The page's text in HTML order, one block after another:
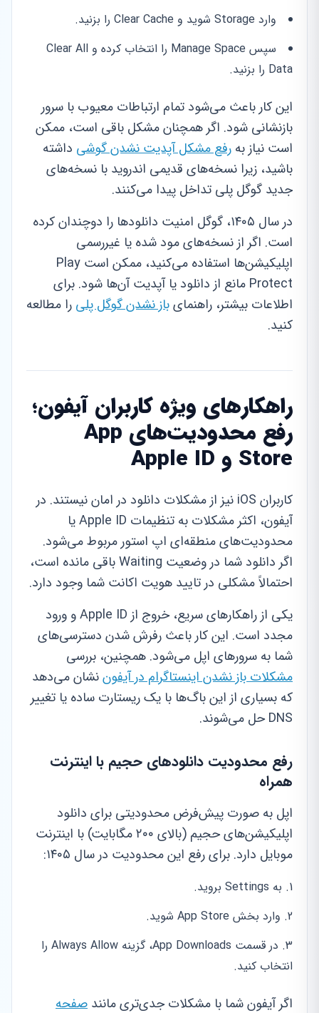
وارد Storage شوید و Clear Cache را بزنید.
سپس Manage Space را انتخاب کرده و Clear All
Data را بزنید.
این کار باعث می‌شود تمام ارتباطات معیوب با سرور
بازنشانی شود. اگر همچنان مشکل باقی است، ممکن
است نیاز به رفع مشکل آپدیت نشدن گوشی داشته
باشید، زیرا نسخه‌های قدیمی اندروید با نسخه‌های
جدید گوگل پلی تداخل پیدا می‌کنند.
در سال ۱۴۰۵، گوگل امنیت دانلودها را دوچندان کرده
است. اگر از نسخه‌های مود شده یا غیررسمی
اپلیکیشن‌ها استفاده می‌کنید، ممکن است Play
Protect مانع از دانلود یا آپدیت آن‌ها شود. برای
اطلاعات بیشتر، راهنمایباز نشدن گوگل پلی را مطالعه
کنید.
راهکارهای ویژه کاربران آیفون؛
رفع محدودیت‌های App
Store و Apple ID
کاربران iOS نیز از مشکلات دانلود در امان نیستند. در
آیفون، اکثر مشکلات به تنظیمات Apple ID یا
محدودیت‌های منطقه‌ای اپ استور مربوط می‌شود.
اگر دانلود شما در وضعیت Waiting باقی مانده است،
احتمالاً مشکلی در تایید هویت اکانت شما وجود دارد.
یکی از راهکارهای سریع، خروج از Apple ID و ورود
مجدد است. این کار باعث رفرش شدن دسترسی‌های
شما به سرورهای اپل می‌شود. همچنین، بررسی
مشکلات باز نشدن اینستاگرام در آیفوننشان می‌دهد
که بسیاری از این باگ‌ها با یک ریستارت ساده یا تغییر
DNS حل می‌شوند.
رفع محدودیت دانلودهای حجیم با اینترنت
همراه
اپل به صورت پیش‌فرض محدودیتی برای دانلود
اپلیکیشن‌های حجیم (بالای ۲۰۰ مگابایت) با اینترنت
موبایل دارد. برای رفع این محدودیت در سال ۱۴۰۵:
به Settings بروید.
وارد بخش App Store شوید.
در قسمت App Downloads، گزینه Always Allow را
انتخاب کنید.
اگر آیفون شما با مشکلات جدی‌تری مانند صفحه